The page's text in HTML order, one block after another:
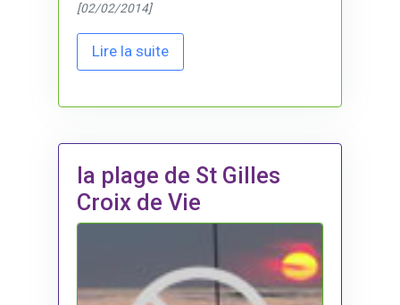
[02/02/2014]
Lire la suite
la plage de St Gilles
Croix de Vie